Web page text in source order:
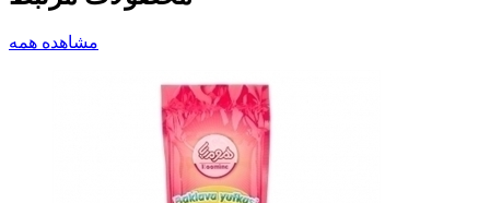
مشاهده همه